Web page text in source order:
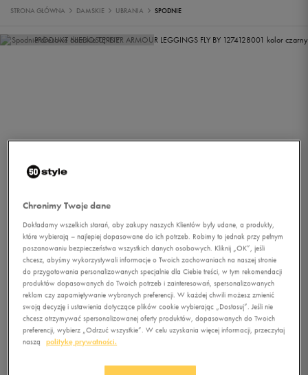
STRONA GŁÓWNA DAMSKIE UBRANIA SPODNIE
PRODUKT NIEDOSTĘPNY
1/1
UNDER ARMOUR
Chronimy Twoje dane
Dokładamy wszelkich starań, aby zakupy naszych Klientów były udane, a produkty,
które wybierają – najlepiej dopasowane do ich potrzeb. Robimy to jednak przy pełnym
poszanowaniu bezpieczeństwa wszystkich danych osobowych. Kliknij „OK”, jeśli
chcesz, abyśmy wykorzystywali informacje o Twoich zachowaniach na naszej stronie
do przygotowania personalizowanych specjalnie dla Ciebie treści, w tym rekomendacji
produktów dopasowanych do Twoich potrzeb i zainteresowań, spersonalizowanych
reklam czy zapamiętywanie wybranych preferencji. W każdej chwili możesz zmienić
swoją decyzję i ustawienia dotyczące plików cookie wybierając „Dostosuj”. Jeśli nie
chcesz otrzymywać spersonalizowanej oferty produktów, dopasowanych do Twoich
preferencji, wybierz „Odrzuć wszystkie”. W celu uzyskania więcej informacji, przeczytaj
naszą
politykę prywatności.